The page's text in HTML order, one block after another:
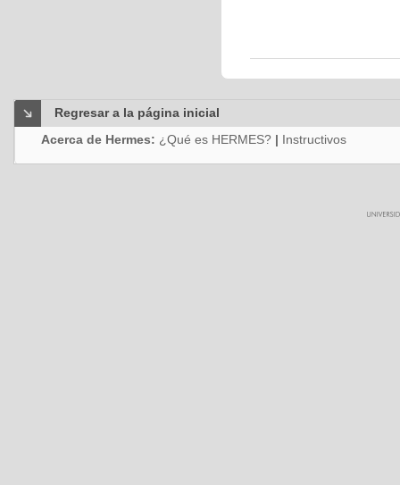
Regresar a la página inicial
Acerca de Hermes: ¿Qué es HERMES? | Instructivos